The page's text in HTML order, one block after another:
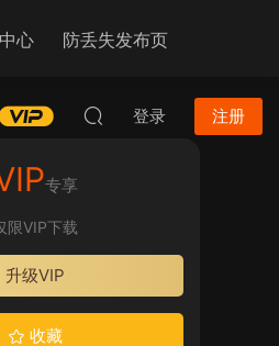
心 防丢失发布页
登录 注册
专享
限VIP下载
升级VIP
收藏